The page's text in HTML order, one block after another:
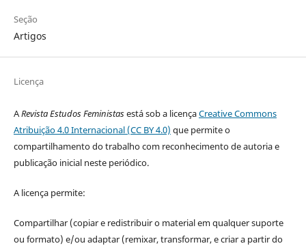
Seção
Artigos
Licença
ARevista Estudos Feministasestá sob a licençaCreative Commons
Atribuição 4.0 Internacional (CC BY 4.0) que permite o
compartilhamento do trabalho com reconhecimento de autoria e
publicação inicial neste periódico.
A licença permite:
Compartilhar (copiar e redistribuir o material em qualquer suporte
ou formato) e/ou adaptar (remixar, transformar, e criar a partir do